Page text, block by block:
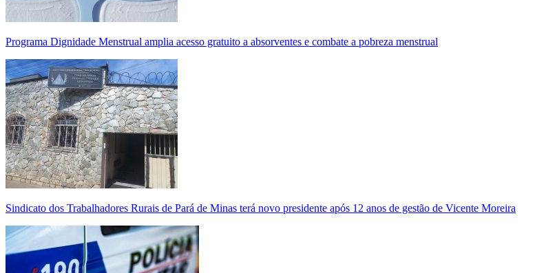
Programa Dignidade Menstrual amplia acesso gratuito a absorventes e combate a pobreza menstrual
Sindicato dos Trabalhadores Rurais de Pará de Minas terá novo presidente após 12 anos de gestão de Vicente Moreira